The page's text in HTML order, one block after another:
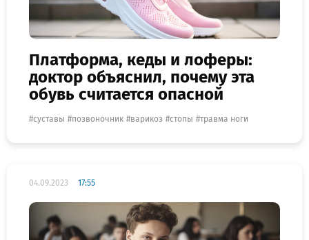
Платформа, кеды и лоферы:
доктор объяснил, почему эта
обувь считается опасной
суставы позвоночник варикоз стопы травма ноги
04.09.2023 17:55